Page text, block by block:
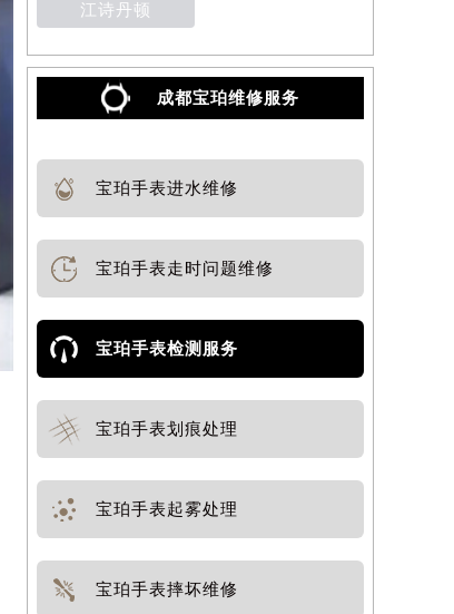
江诗丹顿
成都宝珀维修服务
宝珀手表进水维修
宝珀手表走时问题维修
宝珀手表检测服务
宝珀手表划痕处理
宝珀手表起雾处理
宝珀手表摔坏维修